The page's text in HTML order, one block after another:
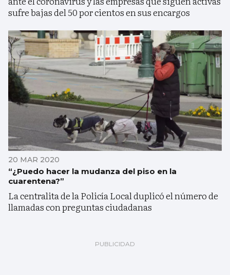
sufre bajas del 50 por cientos en sus encargos
20 MAR 2020
“¿Puedo hacer la mudanza del piso en la
cuarentena?”
La centralita de la Policía Local duplicó el número de
llamadas con preguntas ciudadanas